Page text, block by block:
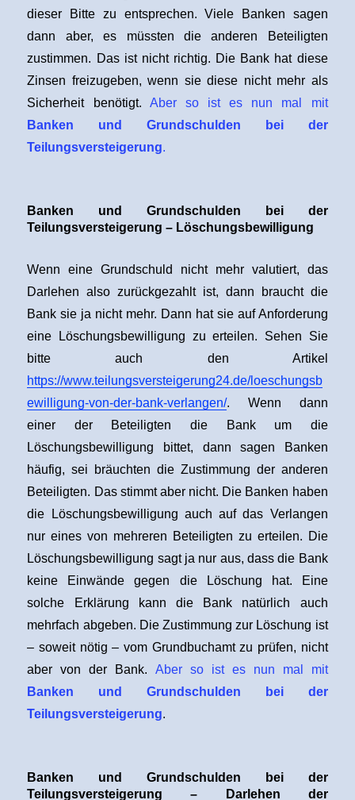
dieser Bitte zu entsprechen. Viele Banken sagen
dann aber, es müssten die anderen Beteiligten
zustimmen. Das ist nicht richtig. Die Bank hat diese
Zinsen freizugeben, wenn sie diese nicht mehr als
Sicherheit benötigt. Aber so ist es nun mal mit
Banken und Grundschulden bei der
Teilungsversteigerung.
Banken und Grundschulden bei der
Teilungsversteigerung – Löschungsbewilligung
Wenn eine Grundschuld nicht mehr valutiert, das
Darlehen also zurückgezahlt ist, dann braucht die
Bank sie ja nicht mehr. Dann hat sie auf Anforderung
eine Löschungsbewilligung zu erteilen. Sehen Sie
bitte auch den Artikel
https://www.teilungsversteigerung24.de/loeschungsb
ewilligung-von-der-bank-verlangen/. Wenn dann
einer der Beteiligten die Bank um die
Löschungsbewilligung bittet, dann sagen Banken
häufig, sei bräuchten die Zustimmung der anderen
Beteiligten. Das stimmt aber nicht. Die Banken haben
die Löschungsbewilligung auch auf das Verlangen
nur eines von mehreren Beteiligten zu erteilen. Die
Löschungsbewilligung sagt ja nur aus, dass die Bank
keine Einwände gegen die Löschung hat. Eine
solche Erklärung kann die Bank natürlich auch
mehrfach abgeben. Die Zustimmung zur Löschung ist
– soweit nötig – vom Grundbuchamt zu prüfen, nicht
aber von der Bank. Aber so ist es nun mal mit
Banken und Grundschulden bei der
Teilungsversteigerung.
Banken und Grundschulden bei der
Teilungsversteigerung – Darlehen der